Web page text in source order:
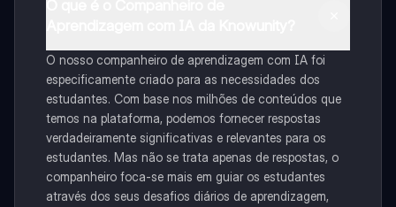
O nosso companheiro de aprendizagem com IA foi
especificamente criado para as necessidades dos
estudantes. Com base nos milhões de conteúdos que
temos na plataforma, podemos fornecer respostas
verdadeiramente significativas e relevantes para os
estudantes. Mas não se trata apenas de respostas, o
companheiro foca-se mais em guiar os estudantes
através dos seus desafios diários de aprendizagem,